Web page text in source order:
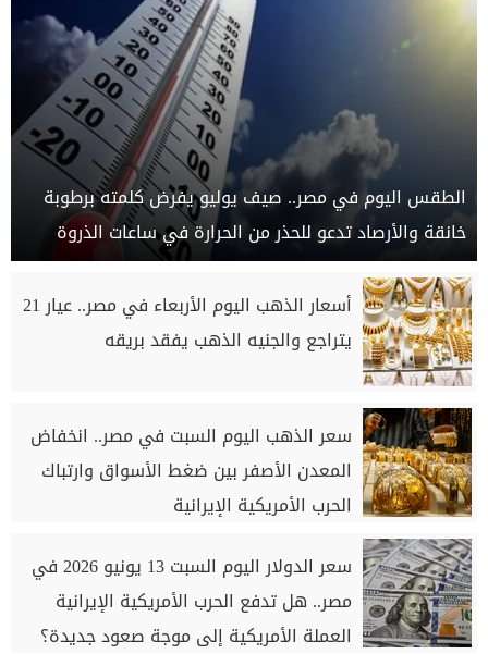
الطقس اليوم في مصر.. صيف يوليو يفرض كلمته برطوبة
خانقة والأرصاد تدعو للحذر من الحرارة في ساعات الذروة
أسعار الذهب اليوم الأربعاء في مصر.. عيار 21
يتراجع والجنيه الذهب يفقد بريقه
سعر الذهب اليوم السبت في مصر.. انخفاض
المعدن الأصفر بين ضغط الأسواق وارتباك
الحرب الأمريكية الإيرانية
سعر الدولار اليوم السبت 13 يونيو 2026 في
مصر.. هل تدفع الحرب الأمريكية الإيرانية
العملة الأمريكية إلى موجة صعود جديدة؟